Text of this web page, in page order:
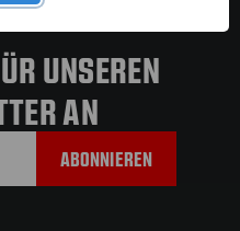
UNSEREN
AN